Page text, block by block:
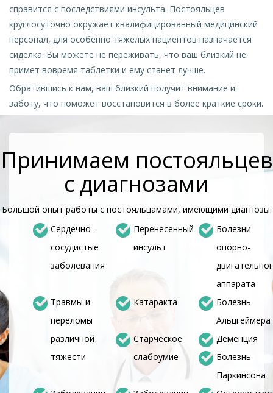
справится с последствиями инсульта. Постояльцев
круглосуточно окружает квалифицированный медицинский
персонал, для особенно тяжелых пациентов назначается
сиделка. Вы можете не переживать, что ваш близкий не
примет вовремя таблетки и ему станет лучше.
Обратившись к нам, ваш близкий получит внимание и
заботу, что поможет восстановится в более краткие сроки.
Принимаем постояльцев
с диагнозами
Большой опыт работы с постояльцамами, имеющими диагнозы:
Сердечно-
сосудистые
заболевания
Перенесенный
инсульт
Болезни
опорно-
аппарата
Травмы и
переломы
различной
тяжести
Катаракта
Болезнь
Альцгеймера
Старческое
слабоумие
Деменция
Болезнь
Паркинсона